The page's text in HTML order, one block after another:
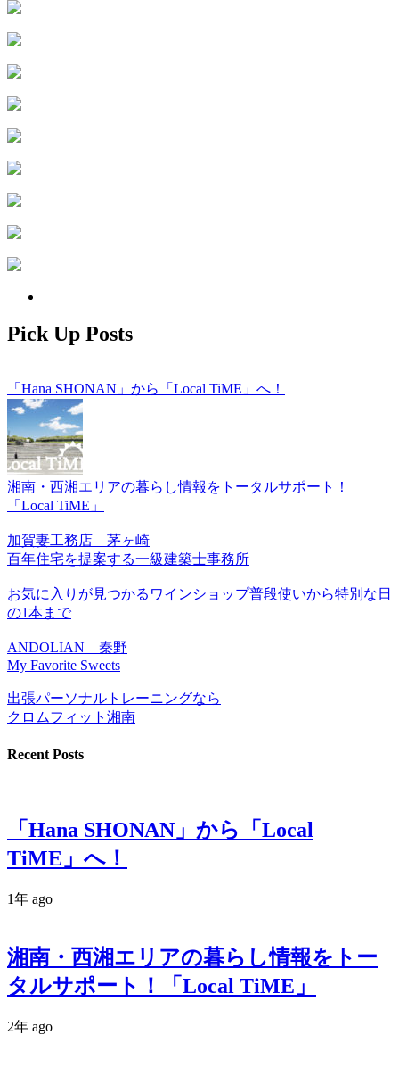
Pick Up Posts
「Hana SHONAN」から「Local TiME」へ！
湘南・西湘エリアの暮らし情報をトータルサポート！
「Local TiME」
加賀妻工務店 茅ヶ崎
百年住宅を提案する一級建築士事務所
お気に入りが見つかるワインショップ普段使いから特別な日
の1本まで
ANDOLIAN 秦野
My Favorite Sweets
出張パーソナルトレーニングなら
クロムフィット湘南
Recent Posts
「Hana SHONAN」から「Local
TiME」へ！
1年 ago
湘南・西湘エリアの暮らし情報をトー
タルサポート！「Local TiME」
2年 ago